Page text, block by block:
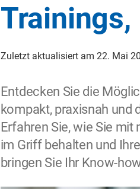
Trainings,
Zuletzt aktualisiert am 22. Mai
Entdecken Sie die
kompakt, praxisnah und
Erfahren Sie, wie Sie
im Griff behalten und
bringen Sie Ihr Know-